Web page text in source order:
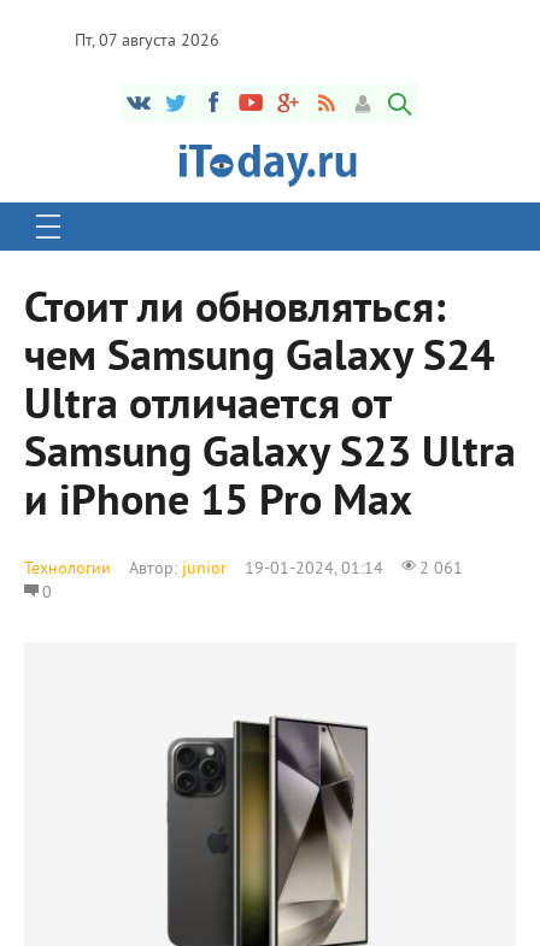
Пт, 07 августа 2026
Стоит ли обновляться:
чем Samsung Galaxy S24
Ultra отличается от
Samsung Galaxy S23 Ultra
и iPhone 15 Pro Max
Технологии Автор: junior 19-01-2024, 01:14
2 061
0